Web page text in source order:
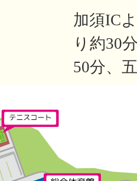
加須IC
り約30
50分、